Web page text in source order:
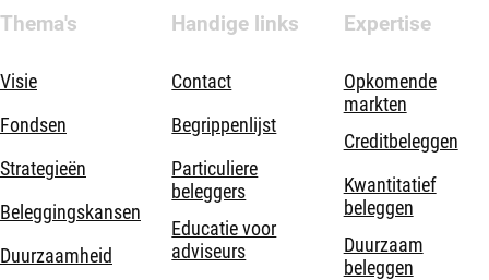
Thema's
Visie
Fondsen
Strategieën
Beleggingskansen
Duurzaamheid
Handige links
Contact
Begrippenlijst
Particuliere
beleggers
Educatie voor
adviseurs
Expertise
Opkomende
markten
Creditbeleggen
Kwantitatief
beleggen
Duurzaam
beleggen